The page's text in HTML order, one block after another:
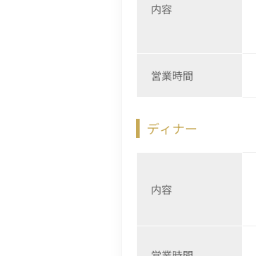
内容
営業時間
ディナー
内容